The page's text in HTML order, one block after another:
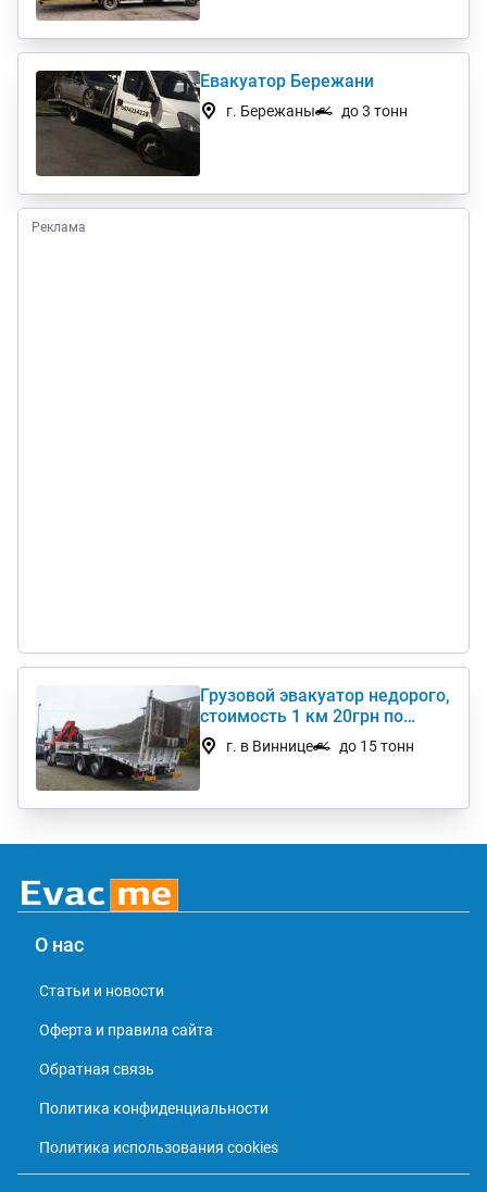
Евакуатор Бережани
г. Бережаны до 3 тонн
Реклама
Грузовой эвакуатор недорого,
стоимость 1 км 20грн по
Украине
г. в Виннице до 15 тонн
О нас
Статьи и новости
Оферта и правила сайта
Обратная связь
Политика конфиденциальности
Политика использования cookies